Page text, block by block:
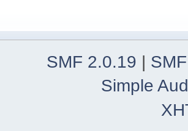
SMF 2.0.19
Simple